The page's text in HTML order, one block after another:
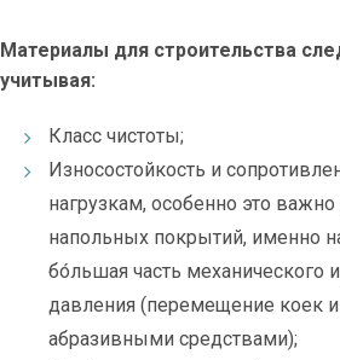
Материалы для строительства
учитывая:
Класс чистоты;
Износостойкость и
нагрузкам, особенно это
напольных покрытий, именно
бо́льшая часть механического
давления (перемещение коек и
абразивными средствами);